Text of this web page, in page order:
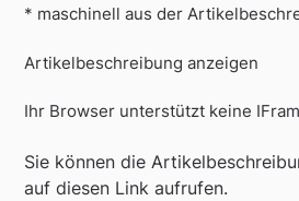
* maschinell aus der
Artikelbeschreibung anzeigen
Ihr Browser unterstützt keine
Sie können die
auf diesen Link aufrufen.